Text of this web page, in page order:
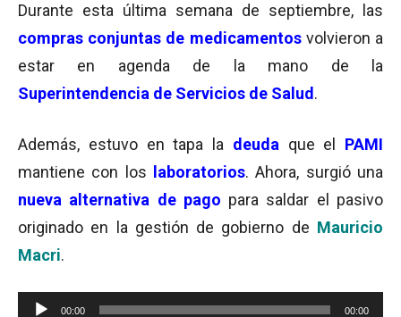
Durante esta última semana de septiembre, las
compras conjuntas de medicamentosvolvieron a
estar en agenda de la mano de la
Superintendencia de Servicios de Salud .
Además, estuvo en tapa la deuda que el PAMI
mantiene con los
laboratorios. Ahora, surgió una
nueva alternativa de pago para saldar el pasivo
originado en la gestión de gobierno de Mauricio
Macri.
Reproductor
00:00 00:00